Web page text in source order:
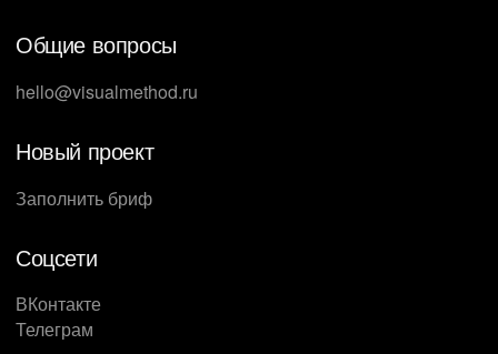
Общие вопросы
hello@visualmethod.ru
Новый проект
Заполнить бриф
Соцсети
ВКонтакте
Телеграм